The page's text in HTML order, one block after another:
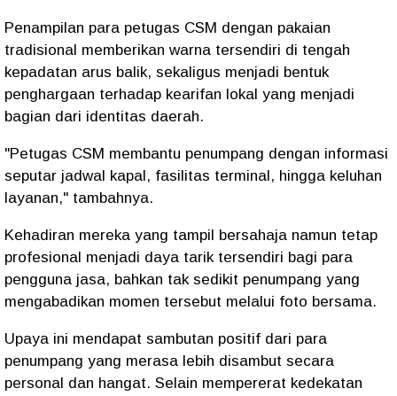
Penampilan para petugas CSM dengan pakaian
tradisional memberikan warna tersendiri di tengah
kepadatan arus balik, sekaligus menjadi bentuk
penghargaan terhadap kearifan lokal yang menjadi
bagian dari identitas daerah.
"Petugas CSM membantu penumpang dengan informasi
seputar jadwal kapal, fasilitas terminal, hingga keluhan
layanan," tambahnya.
Kehadiran mereka yang tampil bersahaja namun tetap
profesional menjadi daya tarik tersendiri bagi para
pengguna jasa, bahkan tak sedikit penumpang yang
mengabadikan momen tersebut melalui foto bersama.
Upaya ini mendapat sambutan positif dari para
penumpang yang merasa lebih disambut secara
personal dan hangat. Selain mempererat kedekatan